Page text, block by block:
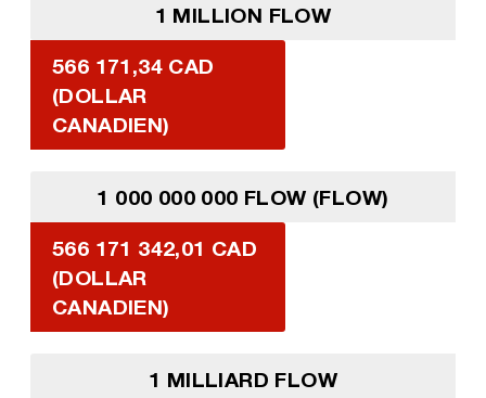
1 MILLION FLOW
566 171,34 CAD
(DOLLAR
CANADIEN)
1 000 000 000 FLOW (FLOW)
566 171 342,01 CAD
(DOLLAR
CANADIEN)
1 MILLIARD FLOW